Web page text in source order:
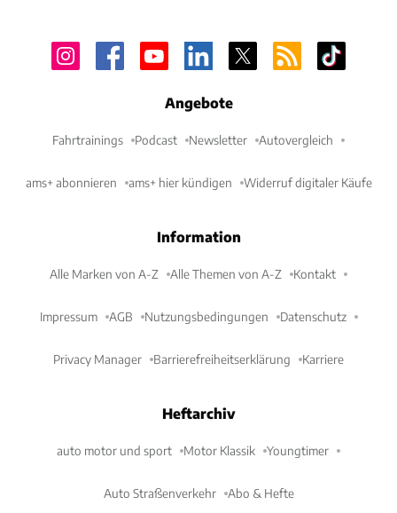
Angebote
Fahrtrainings Podcast Newsletter Autovergleich
ams+ abonnieren ams+ hier kündigen Widerruf digitaler Käufe
Information
Alle Marken von A-Z Alle Themen von A-Z Kontakt
Impressum AGB Nutzungsbedingungen Datenschutz
Privacy Manager Barrierefreiheitserklärung Karriere
Heftarchiv
auto motor und sport Motor Klassik Youngtimer
Auto Straßenverkehr Abo & Hefte